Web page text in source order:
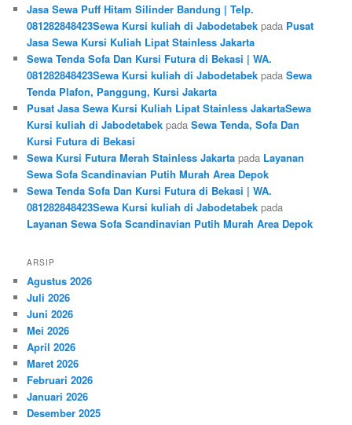
Jasa Sewa Puff Hitam Silinder Bandung | Telp.
081282848423Sewa Kursi kuliah di Jabodetabek pada Pusat
Jasa Sewa Kursi Kuliah Lipat Stainless Jakarta
Sewa Tenda Sofa Dan Kursi Futura di Bekasi | WA.
081282848423Sewa Kursi kuliah di Jabodetabek padaSewa
Tenda Plafon, Panggung, Kursi Jakarta
Pusat Jasa Sewa Kursi Kuliah Lipat Stainless JakartaSewa
Kursi kuliah di Jabodetabek padaSewa Tenda, Sofa Dan
Kursi Futura di Bekasi
Sewa Kursi Futura Merah Stainless Jakarta pada Layanan
Sewa Sofa Scandinavian Putih Murah Area Depok
Sewa Tenda Sofa Dan Kursi Futura di Bekasi | WA.
081282848423Sewa Kursi kuliah di Jabodetabek pada
Layanan Sewa Sofa Scandinavian Putih Murah Area Depok
ARSIP
Agustus 2026
Juli 2026
Juni 2026
Mei 2026
April 2026
Maret 2026
Februari 2026
Januari 2026
Desember 2025